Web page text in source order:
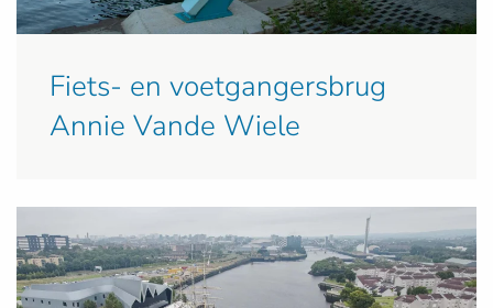
Fiets- en voetgangersbrug
Annie Vande Wiele